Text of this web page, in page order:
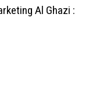
Al Ghazi :